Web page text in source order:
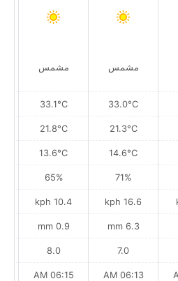
مشمس
33.0°C
21.3°C
14.6°C
71%
16.6 kph
6.3 mm
7.0
06:13 AM
مشمس
33.1°C
21.8°C
13.6°C
65%
10.4 kph
0.9 mm
8.0
06:15 AM